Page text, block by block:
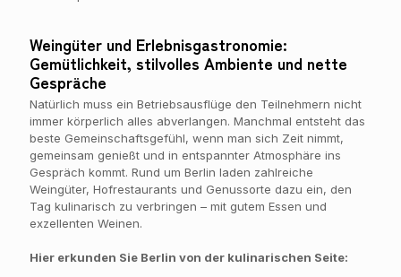
Weingüter und Erlebnisgastronomie:
Gemütlichkeit, stilvolles Ambiente und nette
Gespräche
Natürlich muss ein Betriebsausflüge den Teilnehmern nicht
immer körperlich alles abverlangen. Manchmal entsteht das
beste Gemeinschaftsgefühl, wenn man sich Zeit nimmt,
gemeinsam genießt und in entspannter Atmosphäre ins
Gespräch kommt. Rund um Berlin laden zahlreiche
Weingüter, Hofrestaurants und Genussorte dazu ein, den
Tag kulinarisch zu verbringen – mit gutem Essen und
exzellenten Weinen.
Hier erkunden Sie Berlin von der kulinarischen Seite: